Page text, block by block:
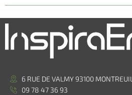
6 RUE DE VALMY 93100 MONTREUIL
09 78 47 36 93